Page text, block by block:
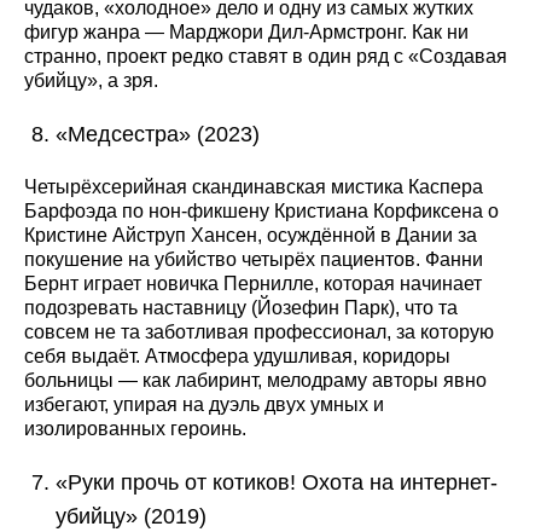
чудаков, «холодное» дело и одну из самых жутких
фигур жанра — Марджори Дил-Армстронг. Как ни
странно, проект редко ставят в один ряд с «Создавая
убийцу», а зря.
«Медсестра» (2023)
Четырёхсерийная скандинавская мистика Каспера
Барфоэда по нон-фикшену Кристиана Корфиксена о
Кристине Айструп Хансен, осуждённой в Дании за
покушение на убийство четырёх пациентов. Фанни
Бернт играет новичка Пернилле, которая начинает
подозревать наставницу (Йозефин Парк), что та
совсем не та заботливая профессионал, за которую
себя выдаёт. Атмосфера удушливая, коридоры
больницы — как лабиринт, мелодраму авторы явно
избегают, упирая на дуэль двух умных и
изолированных героинь.
«Руки прочь от котиков! Охота на интернет-
убийцу» (2019)